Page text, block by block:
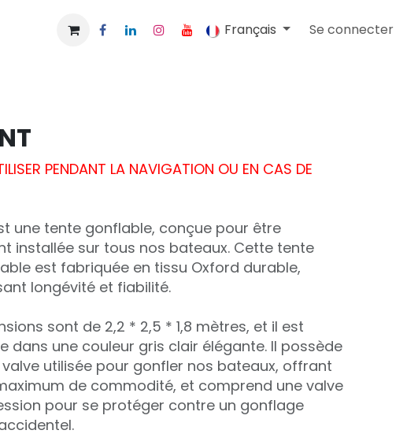
Français Se connecter
PENDANT LA NAVIGATION OU EN CAS DE
une tente gonflable, conçue pour être
installée sur tous nos bateaux. Cette tente
est fabriquée en tissu Oxford durable,
longévité et fiabilité.
sont de 2,2 * 2,5 * 1,8 mètres, et il est
dans une couleur gris clair élégante. Il possède
utilisée pour gonfler nos bateaux, offrant
de commodité, et comprend une valve
pour se protéger contre un gonflage